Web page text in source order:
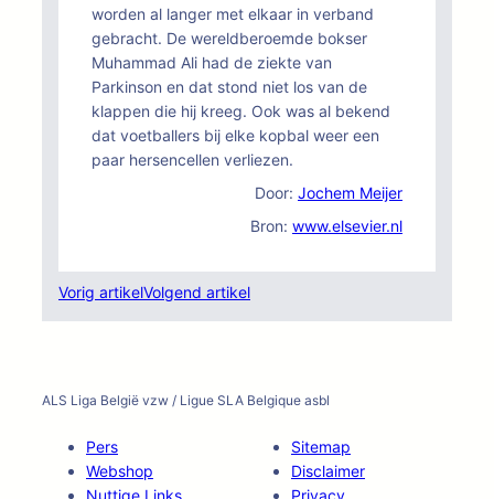
worden al langer met elkaar in verband
gebracht. De wereldberoemde bokser
Muhammad Ali had de ziekte van
Parkinson en dat stond niet los van de
klappen die hij kreeg. Ook was al bekend
dat voetballers bij elke kopbal weer een
paar hersencellen verliezen.
Door: Jochem Meijer
Bron: www.elsevier.nl
Vorig artikelVolgend artikel
ALS Liga België vzw / Ligue SLA Belgique asbl
Pers
Webshop
Nuttige Links
Sitemap
Disclaimer
Privacy